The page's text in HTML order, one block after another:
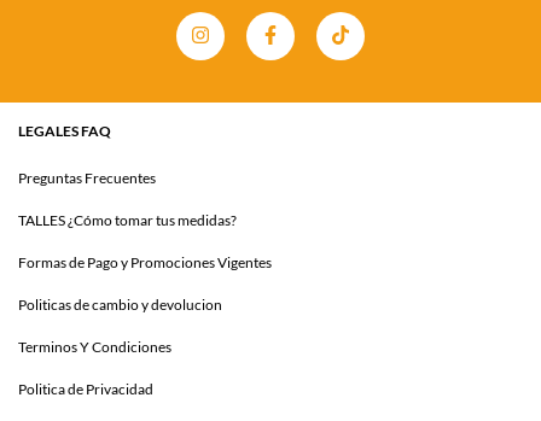
LEGALES FAQ
Preguntas Frecuentes
TALLES ¿Cómo tomar tus medidas?
Formas de Pago y Promociones Vigentes
Politicas de cambio y devolucion
Terminos Y Condiciones
Politica de Privacidad